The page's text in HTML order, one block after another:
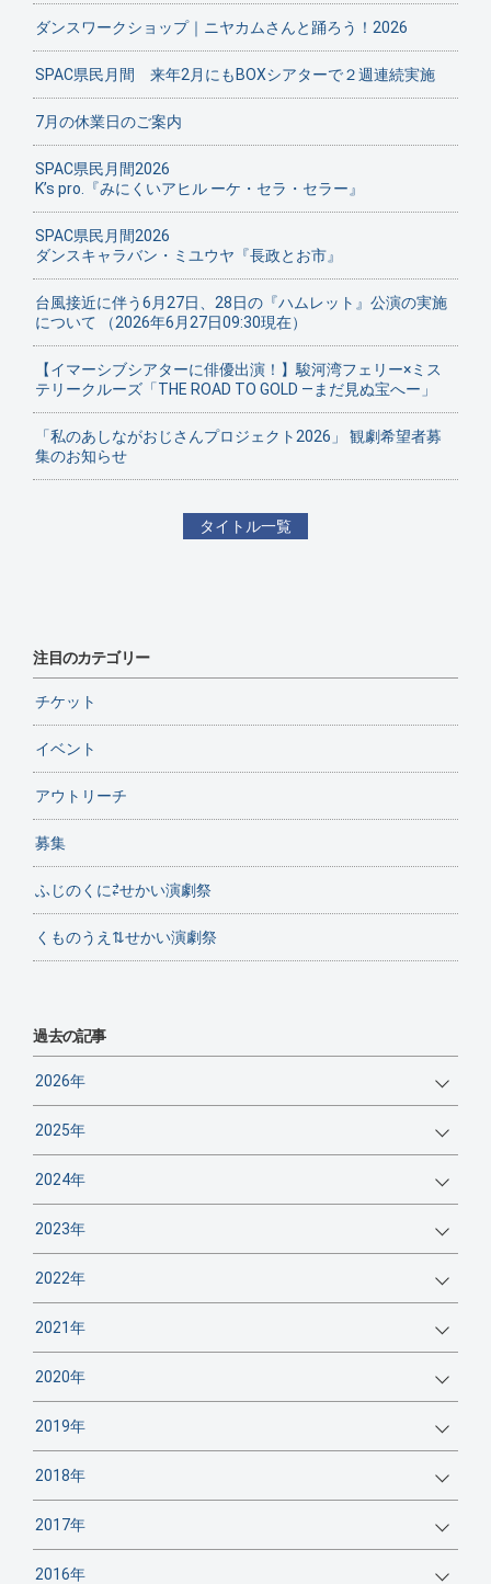
ダンスワークショップ｜ニヤカムさんと踊ろう！2026
SPAC県民月間 来年2月にもBOXシアターで２週連続実施
7月の休業日のご案内
SPAC県民月間2026
K’s pro.『みにくいアヒル ーケ・セラ・セラー』
SPAC県民月間2026
ダンスキャラバン・ミユウヤ『長政とお市』
台風接近に伴う6月27日、28日の『ハムレット』公演の実施
について （2026年6月27日09:30現在）
【イマーシブシアターに俳優出演！】駿河湾フェリー×ミス
テリークルーズ「THE ROAD TO GOLD ―まだ見ぬ宝へー」
「私のあしながおじさんプロジェクト2026」 観劇希望者募
集のお知らせ
タイトル一覧
注目のカテゴリー
チケット
イベント
アウトリーチ
募集
ふじのくに⇄せかい演劇祭
くものうえ⇅せかい演劇祭
過去の記事
2026年
2025年
2024年
2023年
2022年
2021年
2020年
2019年
2018年
2017年
2016年